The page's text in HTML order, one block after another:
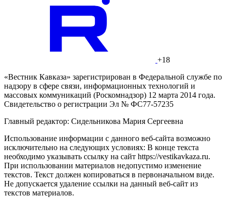
+18
«Вестник Кавказа» зарегистрирован в Федеральной службе по
надзору в сфере связи, информационных технологий и
массовых коммуникаций (Роскомнадзор) 12 марта 2014 года.
Свидетельство о регистрации Эл № ФС77-57235
Главный редактор: Сидельникова Мария Сергеевна
Использование информации с данного веб-сайта возможно
исключительно на следующих условиях: В конце текста
необходимо указывать ссылку на сайт https://vestikavkaza.ru.
При использовании материалов недопустимо изменение
текстов. Текст должен копироваться в первоначальном виде.
Не допускается удаление ссылки на данный веб-сайт из
текстов материалов.